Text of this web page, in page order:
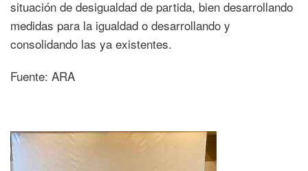
situación de desigualdad de partida, bien desarrollando
medidas para la igualdad o desarrollando y
consolidando las ya existentes.
Fuente: ARA